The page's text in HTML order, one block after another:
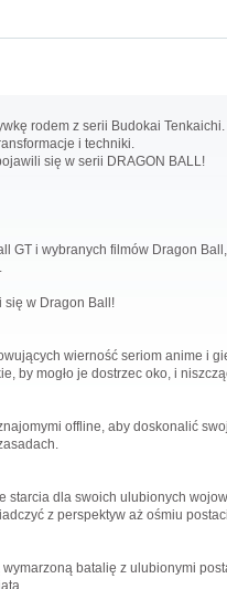
rodem z serii Budokai
i techniki.
się w serii DRAGON BALL!
i wybranych filmów Dragon
się w Dragon Ball!
wierność seriom anime i
by mogło je dostrzec oko, i
offline, aby doskonalić
dla swoich ulubionych
z perspektyw aż ośmiu
batalię z ulubionymi